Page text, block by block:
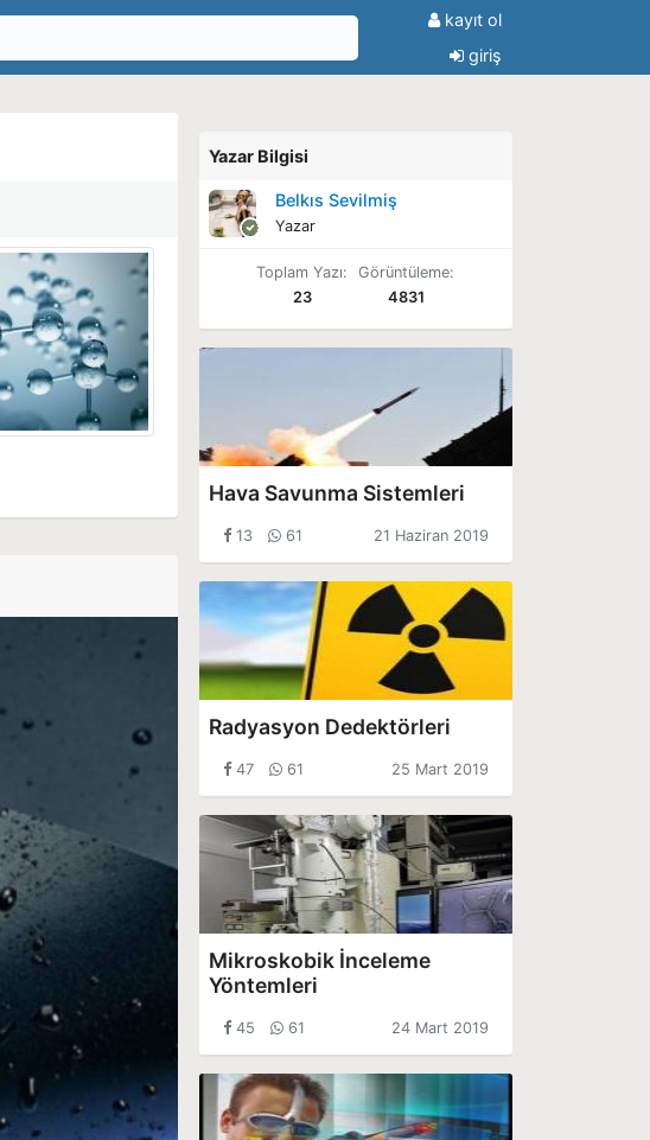
kayıt ol
giriş
Yazar Bilgisi
Belkıs Sevilmiş
Yazar
Toplam Yazı:
23
Görüntüleme:
4831
Hava Savunma Sistemleri
13 61 21 Haziran 2019
Radyasyon Dedektörleri
47 61 25 Mart 2019
Mikroskobik İnceleme
Yöntemleri
45 61 24 Mart 2019